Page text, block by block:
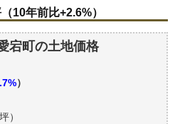
宕町の土地の過去の売買事
動産が買える？
10年前比+2.6%）
宕町の土地価格
）
）